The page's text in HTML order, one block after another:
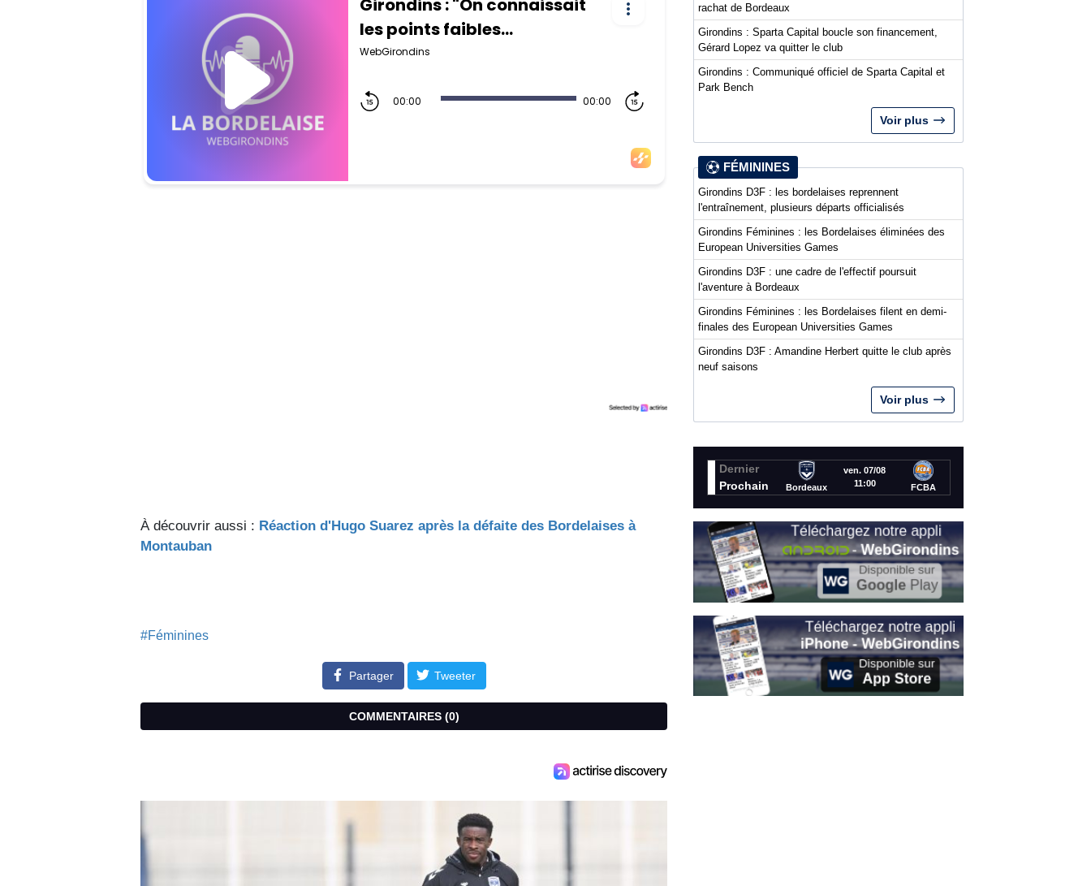
À découvrir aussi : Réaction d'Hugo Suarez après la défaite des Bordelaises à
Montauban
#Féminines
Partager Tweeter
COMMENTAIRES (0)
rachat de Bordeaux
Girondins : Sparta Capital boucle son financement,
Gérard Lopez va quitter le club
Girondins : Communiqué officiel de Sparta Capital et
Park Bench
Voir plus
FÉMININES
Girondins D3F : les bordelaises reprennent
l'entraînement, plusieurs départs officialisés
Girondins Féminines : les Bordelaises éliminées des
European Universities Games
Girondins D3F : une cadre de l'effectif poursuit
l'aventure à Bordeaux
Girondins Féminines : les Bordelaises filent en demi-
finales des European Universities Games
Girondins D3F : Amandine Herbert quitte le club après
neuf saisons
Voir plus
Dernier
Prochain
Bordeaux
ven. 07/08
11:00
FCBA